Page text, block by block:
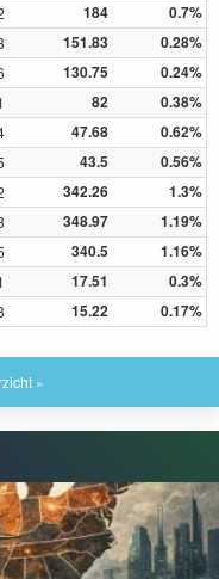
184
0.7%
151.83
0.28%
130.75
0.24%
82
0.38%
47.68
0.62%
43.5
0.56%
342.26
1.3%
348.97
1.19%
340.5
1.16%
17.51
0.3%
15.22 0.17%
»